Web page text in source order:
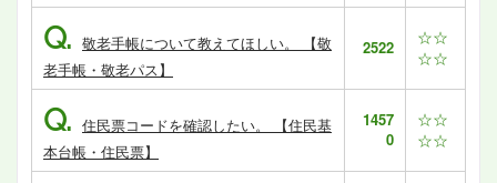
Q. 敬老手帳について教えてほしい。 【敬
老手帳・敬老パス】
2522
☆☆
☆☆
Q. 住民票コードを確認したい。 【住民基
本台帳・住民票】
1457
0
☆☆
☆☆